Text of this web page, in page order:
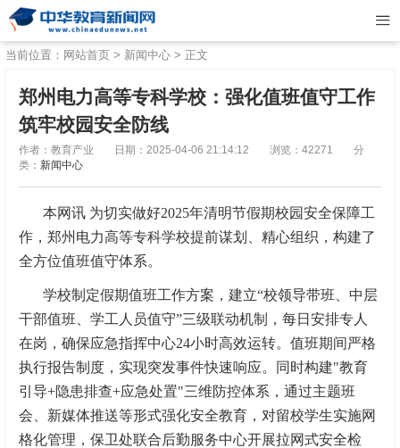
当前位置： 网站首页 > 新闻中心 > 正文
郑州电力高等专科学校：强化值班值守工作
筑牢校园安全防线
作者：教育产业 日期：2025-04-06 21:14:12 浏览：42271
分
类： 新闻中心
本网讯 为切实做好2025年清明节假期校园安全保障工
作，郑州电力高等专科学校提前谋划、精心组织，构建了
全方位值班值守体系。
学校制定假期值班工作方案，建立“校领导带班、中层
干部值班、学工人员值守”三级联动机制，每日安排专人
在岗，确保应急指挥中心24小时高效运转。值班期间严格
执行报告制度，实现突发事件快速响应。同时构建"教育
引导+隐患排查+应急处置"三维防控体系，通过主题班
会、新媒体推送等形式强化安全教育，对留校学生实施网
格化管理，保卫处联合后勤服务中心开展拉网式安全检